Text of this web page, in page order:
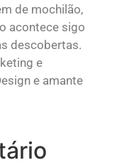
de mochilão,
acontece sigo
descobertas.
e
e amante